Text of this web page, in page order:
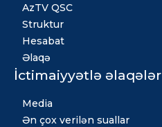
AzTV QSC
Struktur
Hesabat
Əlaqə
İctimaiyyətlə əlaqələr
Media
Ən çox verilən suallar